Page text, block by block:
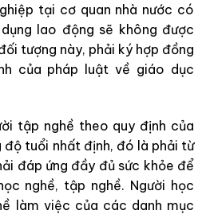
tại cơ quan nhà nước có
lao động sẽ không được
tượng này, phải ký hợp đồng
của pháp luật về giáo dục
tập nghề theo quy định của
độ tuổi nhất định, đó là phải từ
đáp ứng đầy đủ sức khỏe để
nghề, tập nghề. Người học
làm việc của các danh mục